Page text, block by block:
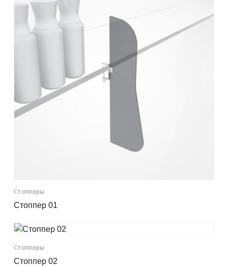
Контакты
8 800 333-72-11
Стопперы
Стоппер 01
Стопперы
Стоппер 02